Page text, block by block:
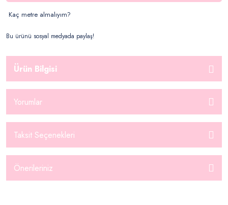
Kaç metre almalıyım?
Bu ürünü sosyal medyada paylaş!
Ürün Bilgisi
Yorumlar
Taksit Seçenekleri
Önerileriniz